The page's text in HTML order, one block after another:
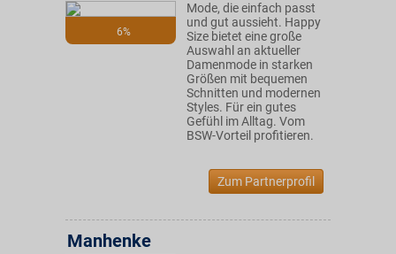
6%
Mode, die einfach passt
und gut aussieht. Happy
Size bietet eine große
Auswahl an aktueller
Damenmode in starken
Größen mit bequemen
Schnitten und modernen
Styles. Für ein gutes
Gefühl im Alltag. Vom
BSW-Vorteil profitieren.
Zum Partnerprofil
Manhenke